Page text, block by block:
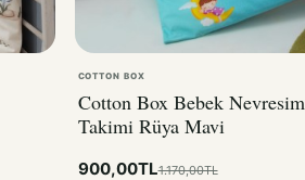
COTTON BOX
Cotton Box Bebek Nevresim
Takimi Rüya Mavi
900,00TL1.170,00TL